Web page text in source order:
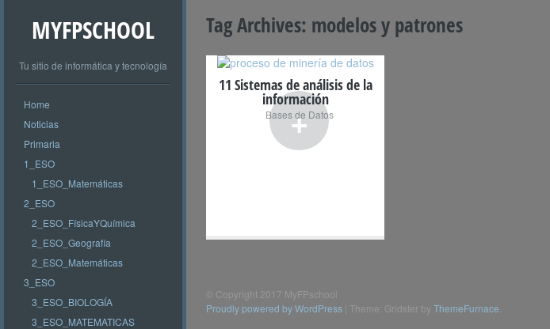
MYFPSCHOOL
Tu sitio de informática y tecnología
Home
Noticias
Primaria
1_ESO
1_ESO_Matemáticas
2_ESO
2_ESO_FísicaYQuímica
2_ESO_Geografía
2_ESO_Matemáticas
3_ESO
3_ESO_BIOLOGÍA
3_ESO_MATEMATICAS
Tag Archives: modelos y patrones
+
11 Sistemas de análisis de la
información
Bases de Datos
© Copyright 2017 MyFPschool
Proudly powered by WordPress Theme: Gridster by ThemeFurnace